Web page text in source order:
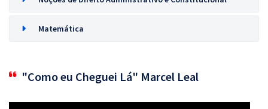
Matemática
"Como eu Cheguei Lá" Marcel Leal